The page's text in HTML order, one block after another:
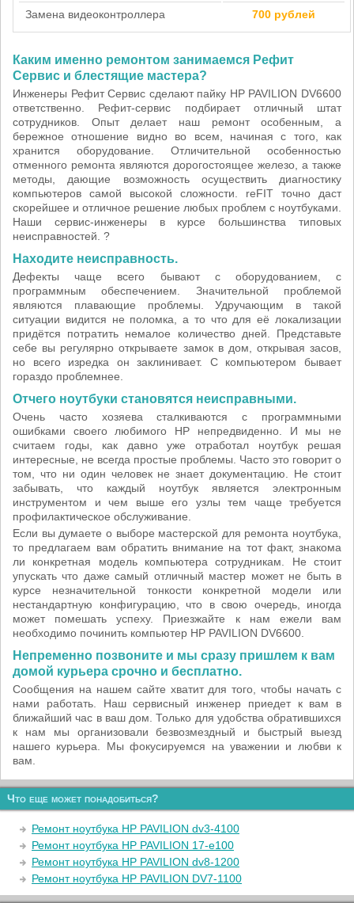
Замена видеоконтроллера 700 рублей
Каким именно ремонтом занимаемся Рефит
Сервис и блестящие мастера?
Инженеры Рефит Сервис сделают пайку HP PAVILION DV6600
ответственно. Рефит-сервис подбирает отличный штат
сотрудников. Опыт делает наш ремонт особенным, а
бережное отношение видно во всем, начиная с того, как
хранится оборудование. Отличительной особенностью
отменного ремонта являются дорогостоящее железо, а также
методы, дающие возможность осуществить диагностику
компьютеров самой высокой сложности. reFIT точно даст
скорейшее и отличное решение любых проблем с ноутбуками.
Наши сервис-инженеры в курсе большинства типовых
неисправностей. ?
Находите неисправность.
Дефекты чаще всего бывают с оборудованием, с
программным обеспечением. Значительной проблемой
являются плавающие проблемы. Удручающим в такой
ситуации видится не поломка, а то что для её локализации
придётся потратить немалое количество дней. Представьте
себе вы регулярно открываете замок в дом, открывая засов,
но всего изредка он заклинивает. С компьютером бывает
гораздо проблемнее.
Отчего ноутбуки становятся неисправными.
Очень часто хозяева сталкиваются с программными
ошибками своего любимого HP непредвиденно. И мы не
считаем годы, как давно уже отработал ноутбук решая
интересные, не всегда простые проблемы. Часто это говорит о
том, что ни один человек не знает документацию. Не стоит
забывать, что каждый ноутбук является электронным
инструментом и чем выше его узлы тем чаще требуется
профилактическое обслуживание.
Если вы думаете о выборе мастерской для ремонта ноутбука,
то предлагаем вам обратить внимание на тот факт, знакома
ли конкретная модель компьютера сотрудникам. Не стоит
упускать что даже самый отличный мастер может не быть в
курсе незначительной тонкости конкретной модели или
нестандартную конфигурацию, что в свою очередь, иногда
может помешать успеху. Приезжайте к нам ежели вам
необходимо починить компьютер HP PAVILION DV6600.
Непременно позвоните и мы сразу пришлем к вам
домой курьера срочно и бесплатно.
Сообщения на нашем сайте хватит для того, чтобы начать с
нами работать. Наш сервисный инженер приедет к вам в
ближайший час в ваш дом. Только для удобства обратившихся
к нам мы организовали безвозмездный и быстрый выезд
нашего курьера. Мы фокусируемся на уважении и любви к
вам.
Что еще может понадобиться?
Ремонт ноутбука HP PAVILION dv3-4100
Ремонт ноутбука HP PAVILION 17-e100
Ремонт ноутбука HP PAVILION dv8-1200
Ремонт ноутбука HP PAVILION DV7-1100